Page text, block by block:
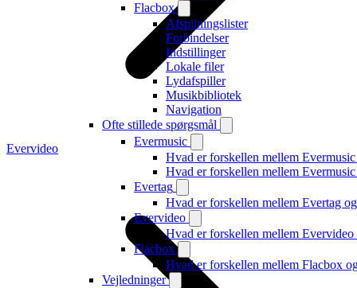
Flacbox
Afspilningslister
Forbindelser
Indstillinger
Lokale filer
Lydafspiller
Musikbibliotek
Navigation
Ofte stillede spørgsmål
Evermusic
Hvad er forskellen mellem
Hvad er forskellen mellem
Evertag
Hvad er forskellen mellem Evertag
Evervideo
Hvad er forskellen mellem
Flacbox
Hvad er forskellen mellem Flacbox
Vejledninger
Evervideo